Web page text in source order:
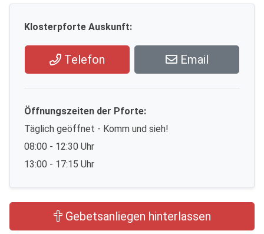
Klosterpforte Auskunft:
Telefon Email
Öffnungszeiten der Pforte:
Täglich geöffnet - Komm und sieh!
08:00 - 12:30 Uhr
13:00 - 17:15 Uhr
Gebetsanliegen hinterlassen